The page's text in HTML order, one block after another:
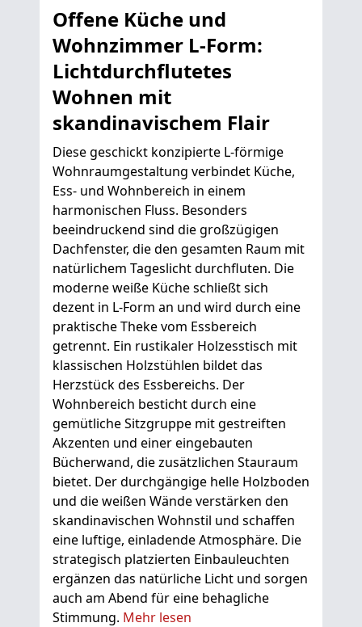
Offene Küche und
Wohnzimmer L-Form:
Lichtdurchflutetes
Wohnen mit
skandinavischem Flair
Diese geschickt konzipierte L-förmige
Wohnraumgestaltung verbindet Küche,
Ess- und Wohnbereich in einem
harmonischen Fluss. Besonders
beeindruckend sind die großzügigen
Dachfenster, die den gesamten Raum mit
natürlichem Tageslicht durchfluten. Die
moderne weiße Küche schließt sich
dezent in L-Form an und wird durch eine
praktische Theke vom Essbereich
getrennt. Ein rustikaler Holzesstisch mit
klassischen Holzstühlen bildet das
Herzstück des Essbereichs. Der
Wohnbereich besticht durch eine
gemütliche Sitzgruppe mit gestreiften
Akzenten und einer eingebauten
Bücherwand, die zusätzlichen Stauraum
bietet. Der durchgängige helle Holzboden
und die weißen Wände verstärken den
skandinavischen Wohnstil und schaffen
eine luftige, einladende Atmosphäre. Die
strategisch platzierten Einbauleuchten
ergänzen das natürliche Licht und sorgen
auch am Abend für eine behagliche
Stimmung. Mehr lesen